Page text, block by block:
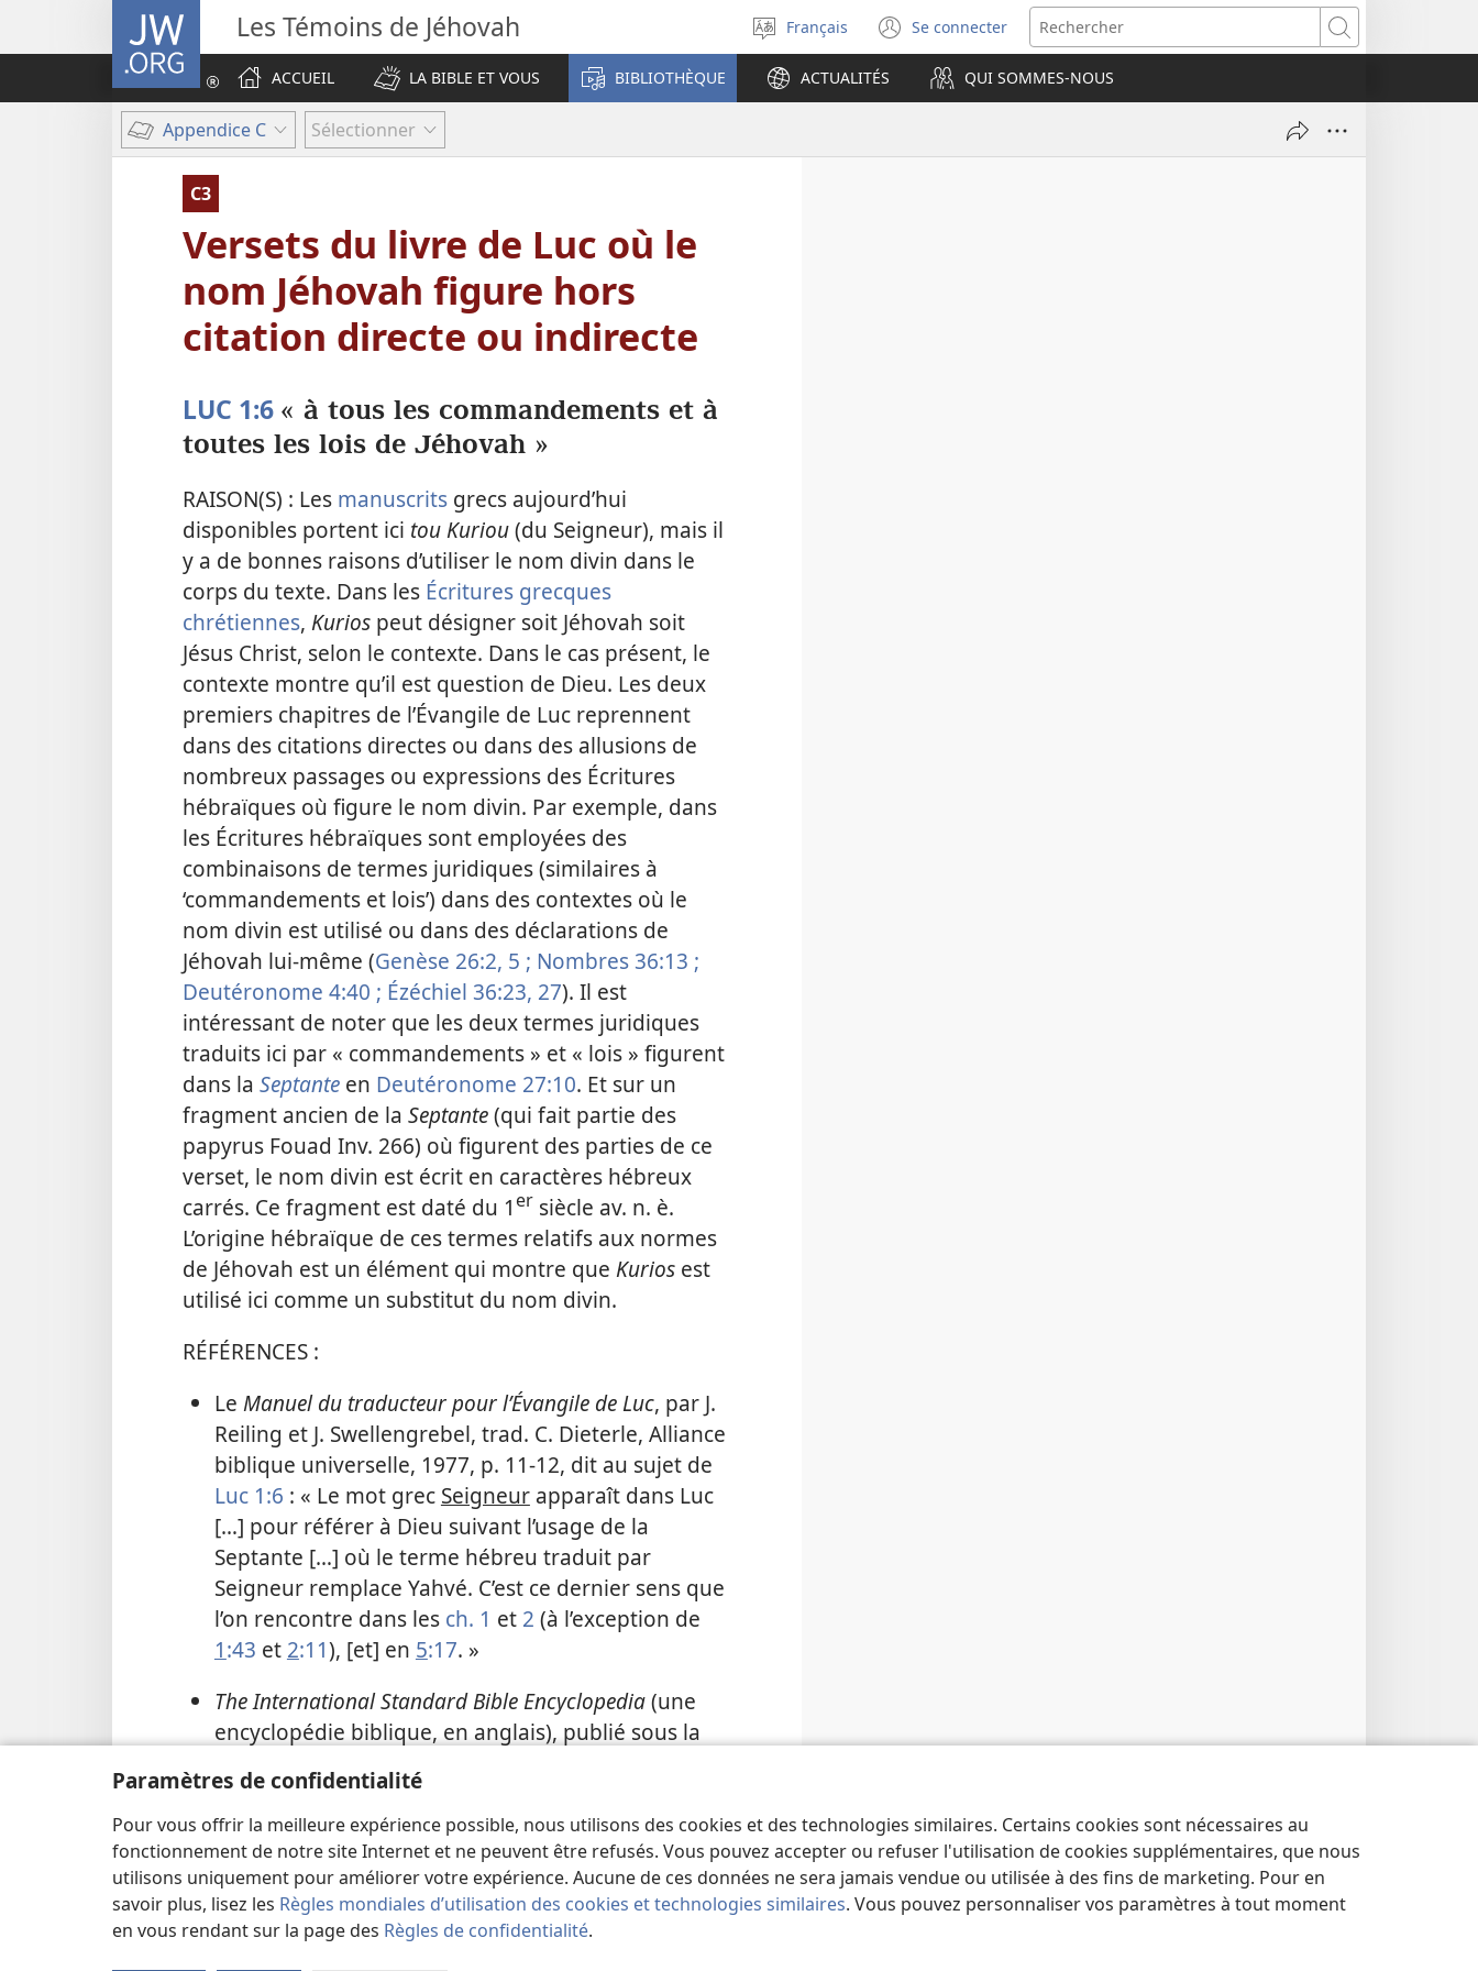
Paramètres de confidentialité
Pour vous offrir la meilleure expérience possible, nous utilisons des cookies et des technologies similaires. Certains cookies sont nécessaires au
fonctionnement de notre site Internet et ne peuvent être refusés. Vous pouvez accepter ou refuser l'utilisation de cookies supplémentaires, que nous
utilisons uniquement pour améliorer votre expérience. Aucune de ces données ne sera jamais vendue ou utilisée à des fins de marketing. Pour en
savoir plus, lisez les Règles mondiales d’utilisation des cookies et technologies similaires. Vous pouvez personnaliser vos paramètres à tout moment
en vous rendant sur la page des Règles de confidentialité.
JW.ORG Les Témoins de Jéhovah
Sélectionner
la
langue
Français Se connecter
(ouvre
une
nouvelle
fenêtre)
Rechercher
ACCUEIL
LA BIBLE ET VOUS BIBLIOTHÈQUE ACTUALITÉS QUI SOMMES-NOUS
Appendice C Sélectionner
C3
Versets du livre de Luc où le
nom Jéhovah figure hors
citation directe ou indirecte
LUC 1:6 « à tous les commandements et à
toutes les lois de Jéhovah »
RAISON(S) : Les manuscrits grecs aujourd’hui
disponibles portent ici tou Kuriou(du Seigneur), mais il
y a de bonnes raisons d’utiliser le nom divin dans le
corps du texte. Dans les Écritures grecques
chrétiennes, Kurios peut désigner soit Jéhovah soit
Jésus Christ, selon le contexte. Dans le cas présent, le
contexte montre qu’il est question de Dieu. Les deux
premiers chapitres de l’Évangile de Luc reprennent
dans des citations directes ou dans des allusions de
nombreux passages ou expressions des Écritures
hébraïques où figure le nom divin. Par exemple, dans
les Écritures hébraïques sont employées des
combinaisons de termes juridiques (similaires à
‘commandements et lois’) dans des contextes où le
nom divin est utilisé ou dans des déclarations de
Jéhovah lui-même (Genèse 26:2, 5 ; Nombres 36:13 ;
Deutéronome 4:40 ; Ézéchiel 36:23, 27). Il est
intéressant de noter que les deux termes juridiques
traduits ici par « commandements » et « lois » figurent
dans la Septante en Deutéronome 27:10. Et sur un
fragment ancien de la Septante(qui fait partie des
papyrus Fouad Inv. 266) où figurent des parties de ce
verset, le nom divin est écrit en caractères hébreux
carrés. Ce fragment est daté du 1 er siècle av. n. è.
L’origine hébraïque de ces termes relatifs aux normes
de Jéhovah est un élément qui montre que Kurios est
utilisé ici comme un substitut du nom divin.
RÉFÉRENCES :
Le Manuel du traducteur pour l’Évangile de Luc, par J.
Reiling et J. Swellengrebel, trad. C. Dieterle, Alliance
biblique universelle, 1977, p. 11-12, dit au sujet de
Luc 1:6 : « Le mot grec Seigneurapparaît dans Luc
[…] pour référer à Dieu suivant l’usage de la
Septante […] où le terme hébreu traduit par
Seigneur remplace Yahvé. C’est ce dernier sens que
l’on rencontre dans les ch. 1 et 2 (à l’exception de
1:43 et 2:11), [et] en 5:17. »
The International Standard Bible Encyclopedia(une
encyclopédie biblique, en anglais), publié sous la
dit : « Le greckuriosest habituellement traduit par
“Lord” [Seigneur] dans les versions anglaises et
équivaut à l’héb.YHWHdans la LXX [Septante]. […]
“Lord” peut désigner Dieu (le Père ;Mat. 5:33 ;Luc
1:6). »